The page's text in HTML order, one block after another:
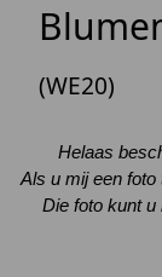
(WE20)
Helaas
Als u mij een foto
Die foto kunt u